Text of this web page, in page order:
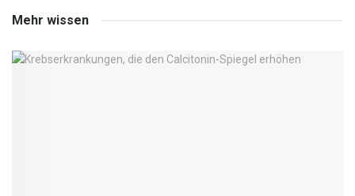
Mehr wissen